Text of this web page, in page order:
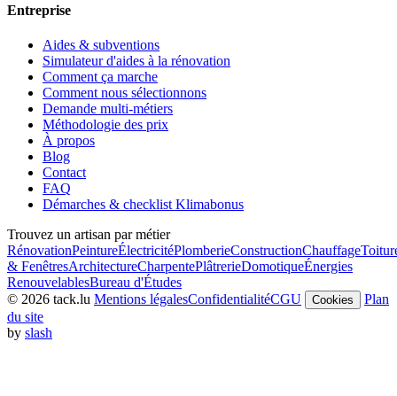
Entreprise
Aides & subventions
Simulateur d'aides à la rénovation
Comment ça marche
Comment nous sélectionnons
Demande multi-métiers
Méthodologie des prix
À propos
Blog
Contact
FAQ
Démarches & checklist Klimabonus
Trouvez un artisan par métier
RénovationPeintureÉlectricitéPlomberieConstructionChauffage
& FenêtresArchitectureCharpentePlâtrerieDomotiqueÉnergies
RenouvelablesBureau d'Études
© 2026 tack.lu Mentions légalesConfidentialitéCGU Cookies
Plan
du site
by slash